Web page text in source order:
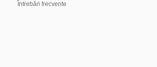
Întrebări frecvente